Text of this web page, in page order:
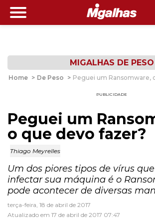
MIGALHAS DE PESO
Home > De Peso > Peguei um Ransomware,
PUBLICIDADE
Peguei um
o que devo fazer?
Thiago Meyrelles
Um dos piores tipos de vírus
infectar sua máquina é o
pode acontecer de diversas
terça-feira, 18 de abril de 2017
Atualizado em 17 de abril de 2017 07:47